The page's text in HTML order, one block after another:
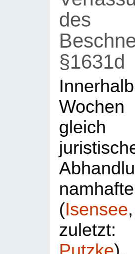
des
§1631d
(Isensee